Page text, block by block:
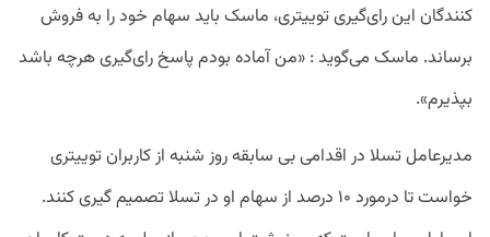
کنندگان این رای‌گیری توییتری، ماسک باید سهام خود را به فروش
برساند. ماسک می‌گوید : «من آماده بودم پاسخ رای‌گیری هرچه باشد
بپذیرم».
مدیرعامل تسلا در اقدامی بی سابقه روز شنبه از کاربران توییتری
خواست تا درمورد ۱۰ درصد از سهام او در تسلا تصمیم گیری‌ کنند.